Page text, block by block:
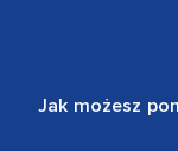
Jak możesz